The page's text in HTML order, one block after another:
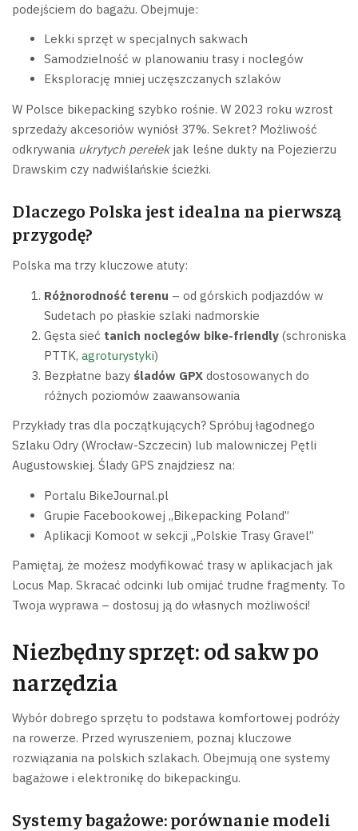
podejściem do bagażu. Obejmuje:
Lekki sprzęt w specjalnych sakwach
Samodzielność w planowaniu trasy i noclegów
Eksplorację mniej uczęszczanych szlaków
W Polsce bikepacking szybko rośnie. W 2023 roku wzrost
sprzedaży akcesoriów wyniósł 37%. Sekret? Możliwość
odkrywania ukrytych perełekjak leśne dukty na Pojezierzu
Drawskim czy nadwiślańskie ścieżki.
Dlaczego Polska jest idealna na pierwszą
przygodę?
Polska ma trzy kluczowe atuty:
Różnorodność terenu – od górskich podjazdów w
Sudetach po płaskie szlaki nadmorskie
Gęsta sieć tanich noclegów bike-friendly (schroniska
PTTK, agroturystyki)
Bezpłatne bazy śladów GPX dostosowanych do
różnych poziomów zaawansowania
Przykłady tras dla początkujących? Spróbuj łagodnego
Szlaku Odry (Wrocław-Szczecin) lub malowniczej Pętli
Augustowskiej. Ślady GPS znajdziesz na:
Portalu BikeJournal.pl
Grupie Facebookowej „Bikepacking Poland”
Aplikacji Komoot w sekcji „Polskie Trasy Gravel”
Pamiętaj, że możesz modyfikować trasy w aplikacjach jak
Locus Map. Skracać odcinki lub omijać trudne fragmenty. To
Twoja wyprawa – dostosuj ją do własnych możliwości!
Niezbędny sprzęt: od sakw po
narzędzia
Wybór dobrego sprzętu to podstawa komfortowej podróży
na rowerze. Przed wyruszeniem, poznaj kluczowe
rozwiązania na polskich szlakach. Obejmują one systemy
bagażowe i elektronikę do bikepackingu.
Systemy bagażowe: porównanie modeli